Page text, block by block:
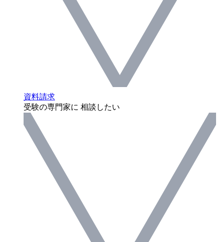
資料請求
受験の専門家に 相談したい